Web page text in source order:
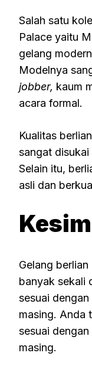
Salah satu
Palace yaitu
gelang
Modelnya
jobber, kaum
acara formal.
Kualitas
sangat
Selain itu,
asli dan
Gelang
banyak sekali
sesuai
masing. Anda
sesuai
masing.